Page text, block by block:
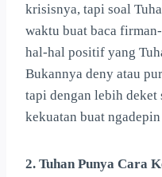
krisisnya, tapi soal
waktu buat baca
hal-hal positif yang
Bukannya deny atau
tapi dengan lebih deket
kekuatan buat
2. Tuhan Punya Cara